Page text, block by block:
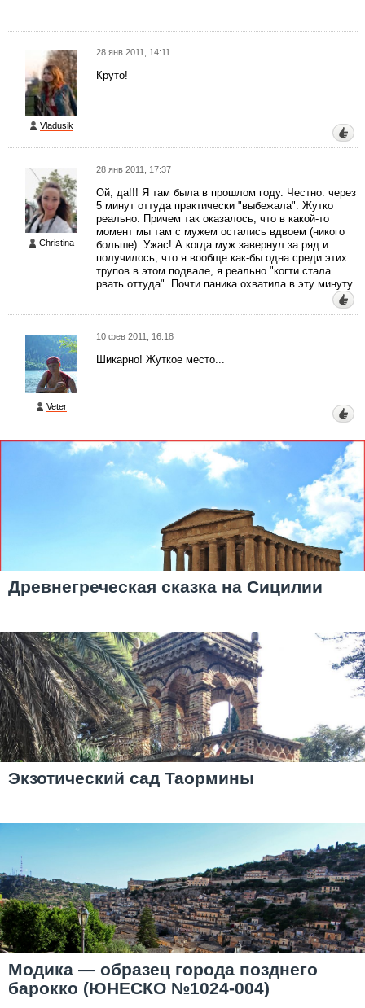
Vladusik
28 янв 2011, 14:11
Круто!
Christina
28 янв 2011, 17:37
Ой, да!!! Я там была в прошлом году. Честно: через
5 минут оттуда практически "выбежала". Жутко
реально. Причем так оказалось, что в какой-то
момент мы там с мужем остались вдвоем (никого
больше). Ужас! А когда муж завернул за ряд и
получилось, что я вообще как-бы одна среди этих
трупов в этом подвале, я реально "когти стала
рвать оттуда". Почти паника охватила в эту минуту.
Veter
10 фев 2011, 16:18
Шикарно! Жуткое место...
Древнегреческая сказка на Сицилии
Экзотический сад Таормины
Модика — образец города позднего
барокко (ЮНЕСКО №1024-004)